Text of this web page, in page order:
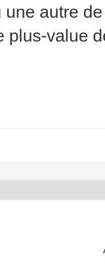
autre
plus-value